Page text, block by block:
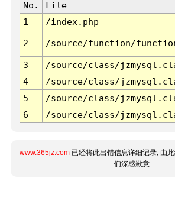
No. File
1
/index.php
2 /source/function/
3 /source/class/
4
/source/class/
5
/source/class/
6
/source/class/
www.365jz.com 已经将此出错信息详细记录, 由
们深感歉意.